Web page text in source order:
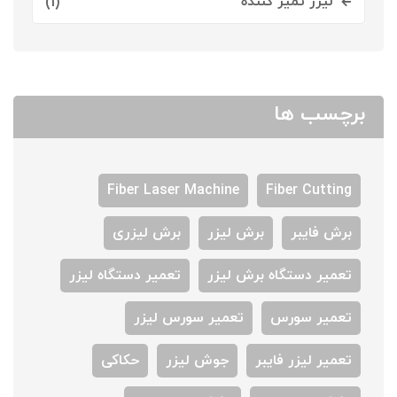
برچسب ها
Fiber Cutting
Fiber Laser Machine
برش فایبر برش لیزر برش لیزری
تعمیر دستگاه برش لیزر تعمیر دستگاه لیزر
تعمیر سورس تعمیر سورس لیزر
تعمیر لیزر فایبر جوش لیزر حکاکی